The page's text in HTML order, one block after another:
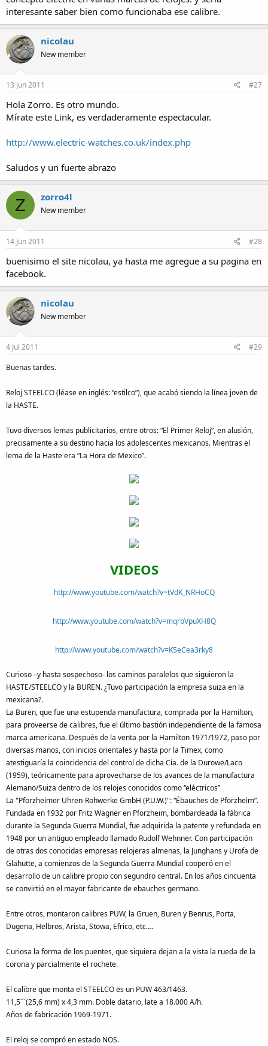
interesante saber bien como funcionaba ese calibre.
nicolau
New member
13 Jun 2011 #27
Hola Zorro. Es otro mundo.
Mírate este Link, es verdaderamente espectacular.
http://www.electric-watches.co.uk/index.php
Saludos y un fuerte abrazo
Z zorro4l
New member
14 Jun 2011 #28
buenisimo el site nicolau, ya hasta me agregue a su pagina en
facebook.
nicolau
New member
4 Jul 2011
#29
Buenas tardes.
Reloj STEELCO (léase en inglés: “estilco”), que acabó siendo la línea joven de
la HASTE.
Tuvo diversos lemas publicitarios, entre otros: “El Primer Reloj”, en alusión,
precisamente a su destino hacia los adolescentes mexicanos. Mientras el
lema de la Haste era “La Hora de Mexico”.
VIDEOS
http://www.youtube.com/watch?v=tVdK_NRHoCQ
http://www.youtube.com/watch?v=mqrbVpuXH8Q
http://www.youtube.com/watch?v=K5eCea3rky8
Curioso –y hasta sospechoso- los caminos paralelos que siguieron la
HASTE/STEELCO y la BUREN. ¿Tuvo participación la empresa suiza en la
mexicana?.
La Buren, que fue una estupenda manufactura, comprada por la Hamilton,
para proveerse de calibres, fue el último bastión independiente de la famosa
marca americana. Después de la venta por la Hamilton 1971/1972, paso por
diversas manos, con inicios orientales y hasta por la Timex, como
atestiguaría la coincidencia del control de dicha Cía. de la Durowe/Laco
(1959), teóricamente para aprovecharse de los avances de la manufactura
Alemano/Suiza dentro de los relojes conocidos como “eléctricos”
La "Pforzheimer Uhren-Rohwerke GmbH (P.U.W.)": “Ébauches de Pforzheim”.
Fundada en 1932 por Fritz Wagner en Pforzheim, bombardeada la fábrica
durante la Segunda Guerra Mundial, fue adquirida la patente y refundada en
1948 por un antiguo empleado llamado Rudolf Wehnner. Con participación
de otras dos conocidas empresas relojeras almenas, la Junghans y Urofa de
Glahütte, a comienzos de la Segunda Guerra Mundial cooperó en el
desarrollo de un calibre propio con segundro central. En los años cincuenta
se convirtió en el mayor fabricante de ebauches germano.
Entre otros, montaron calibres PUW, la Gruen, Buren y Benrus, Porta,
Dugena, Helbros, Arista, Stowa, Efrico, etc….
Curiosa la forma de los puentes, que siquiera dejan a la vista la rueda de la
corona y parcialmente el rochete.
El calibre que monta el STEELCO es un PUW 463/1463.
11,5´´´(25,6 mm) x 4,3 mm. Doble datario, late a 18.000 A/h.
Años de fabricación 1969-1971.
El reloj se compró en estado NOS.